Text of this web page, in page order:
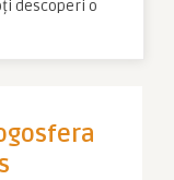
descoperi o